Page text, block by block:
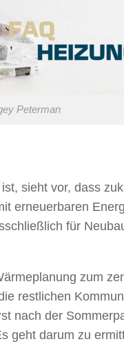
Peterman
sieht vor, dass
erneuerbaren
für
zum
restlichen
nach der
geht darum zu